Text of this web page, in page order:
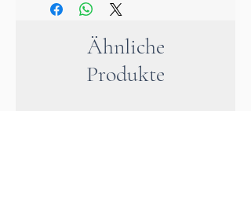
Labradorit hat eine polierte
Seite, der Rest des Steins ist
unbearbeitet und natürlich,
was ihm viel Charakter und
Ähnliche
Produkte